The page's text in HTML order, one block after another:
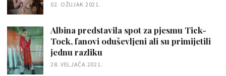
02. OŽUJAK 2021.
Albina predstavila spot za pjesmu Tick-
Tock, fanovi oduševljeni ali su primijetili
jednu razliku
28. VELJAČA 2021.